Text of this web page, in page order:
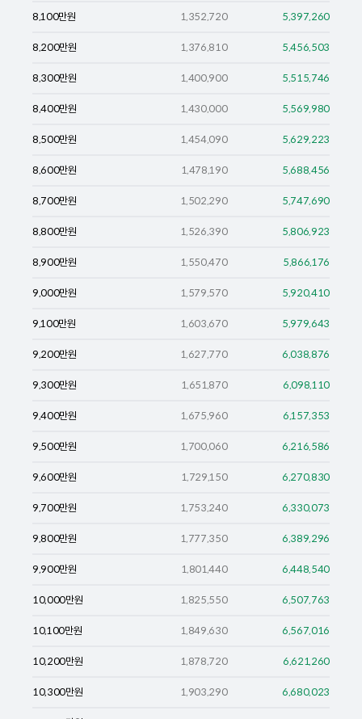
8,100만원 1,352,720 5,397,260
8,200만원 1,376,810 5,456,503
8,300만원 1,400,900 5,515,746
8,400만원 1,430,000 5,569,980
8,500만원 1,454,090 5,629,223
8,600만원 1,478,190 5,688,456
8,700만원 1,502,290 5,747,690
8,800만원 1,526,390 5,806,923
8,900만원 1,550,470 5,866,176
9,000만원 1,579,570 5,920,410
9,100만원 1,603,670 5,979,643
9,200만원 1,627,770 6,038,876
9,300만원 1,651,870 6,098,110
9,400만원 1,675,960 6,157,353
9,500만원 1,700,060 6,216,586
9,600만원 1,729,150 6,270,830
9,700만원 1,753,240 6,330,073
9,800만원 1,777,350 6,389,296
9,900만원 1,801,440 6,448,540
10,000만원 1,825,550 6,507,763
10,100만원 1,849,630 6,567,016
10,200만원 1,878,720 6,621,260
10,300만원 1,903,290 6,680,023